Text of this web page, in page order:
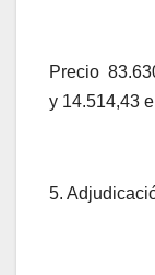
Precio
y 14.514,43
5.